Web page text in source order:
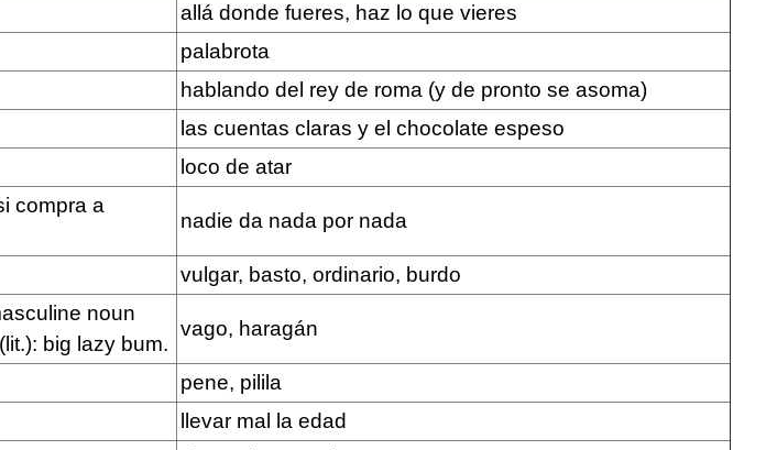
allá donde fueres, haz lo que vieres
palabrota
hablando del rey de roma (y de pronto se asoma)
las cuentas claras y el chocolate espeso
loco de atar
compra a
nadie da nada por nada
vulgar, basto, ordinario, burdo
noun
big lazy bum.
vago, haragán
pene, pilila
llevar mal la edad